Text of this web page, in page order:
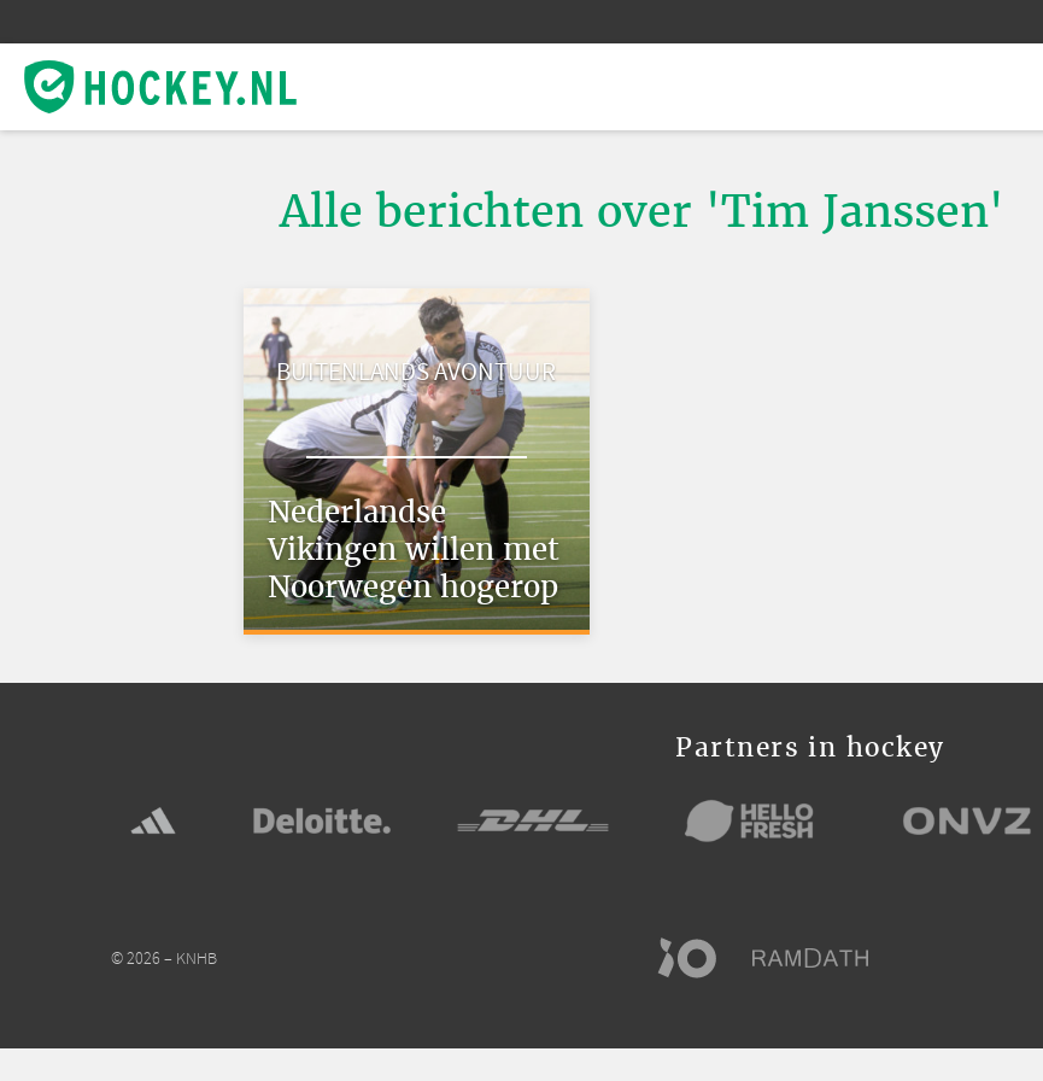
Alle berichten over 'Tim Janssen'
BUITENLANDS AVONTUUR
Nederlandse
Vikingen willen met
Noorwegen hogerop
Partners in hockey
© 2026 – KNHB